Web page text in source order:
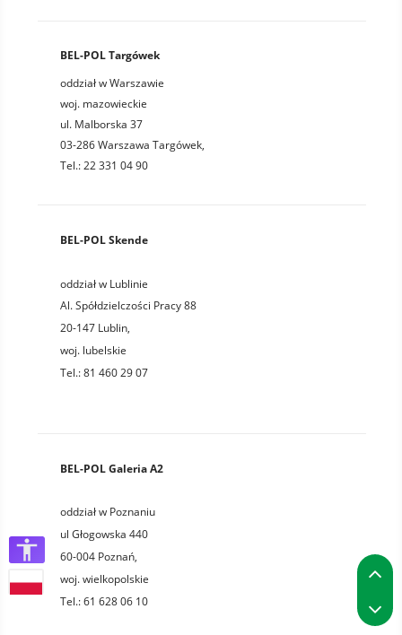
BEL-POL Targówek
oddział w Warszawie
woj. mazowieckie
ul. Malborska 37
03-286 Warszawa Targówek,
Tel.: 22 331 04 90
BEL-POL Skende
oddział w Lublinie
Al. Spółdzielczości Pracy 88
20-147 Lublin,
woj. lubelskie
Tel.:81 460 29 07
BEL-POL Galeria A2
oddział w Poznaniu
ul Głogowska 440
60-004 Poznań,
woj.wielkopolskie
Tel.:61 628 06 10